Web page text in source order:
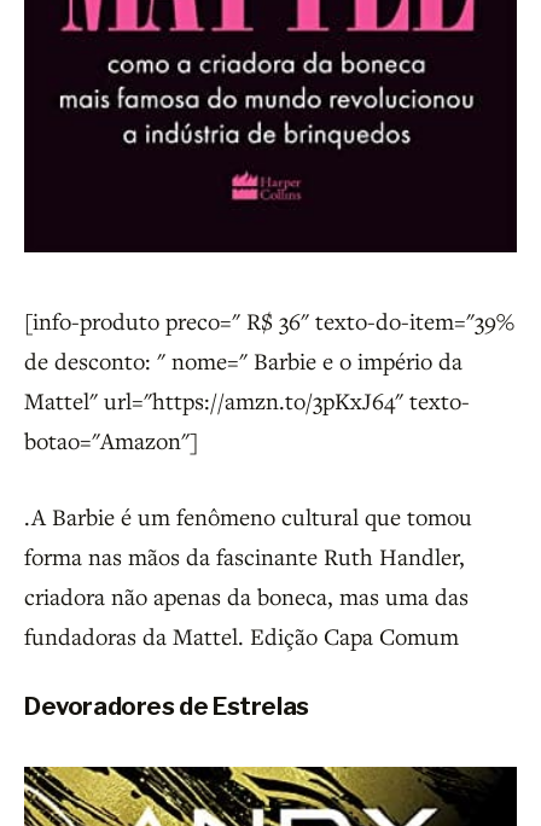
[info-produto preco=" R$ 36" texto-do-item="39%
de desconto: " nome=" Barbie e o império da
Mattel" url="https://amzn.to/3pKxJ64" texto-
botao="Amazon"]
.A Barbie é um fenômeno cultural que tomou
forma nas mãos da fascinante Ruth Handler,
criadora não apenas da boneca, mas uma das
fundadoras da Mattel. Edição Capa Comum
Devoradores de Estrelas